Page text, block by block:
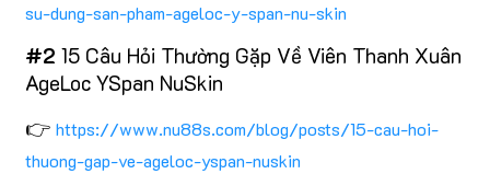
su-dung-san-pham-ageloc-y-span-nu-skin
#2 15 Câu Hỏi Thường Gặp Về Viên Thanh Xuân
AgeLoc YSpan NuSkin
👉 https://www.nu88s.com/blog/posts/15-cau-hoi-
thuong-gap-ve-ageloc-yspan-nuskin